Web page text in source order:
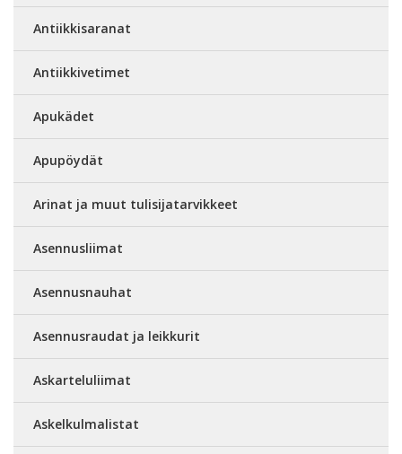
Antiikkisaranat
Antiikkivetimet
Apukädet
Apupöydät
Arinat ja muut tulisijatarvikkeet
Asennusliimat
Asennusnauhat
Asennusraudat ja leikkurit
Askarteluliimat
Askelkulmalistat